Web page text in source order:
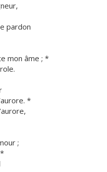
pardon
mon âme ; *
*
;